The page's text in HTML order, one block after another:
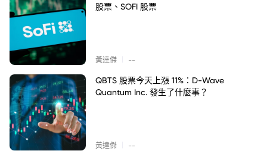
股票、SOFI 股票
黃達傑 --
QBTS 股票今天上漲 11%：D-Wave
Quantum Inc. 發生了什麼事？
黃達傑 --